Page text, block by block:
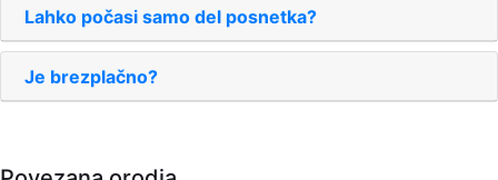
Lahko počasi samo del posnetka?
Je brezplačno?